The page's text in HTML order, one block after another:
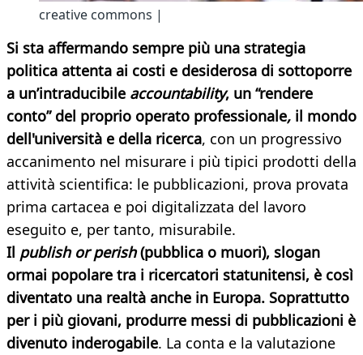
creative commons |
Si sta affermando sempre più una strategia
politica attenta ai costi e desiderosa di sottoporre
a un’intraducibile accountability, un “rendere
conto” del proprio operato professionale, il mondo
dell'università e della ricerca, con un progressivo
accanimento nel misurare i più tipici prodotti della
attività scientifica: le pubblicazioni, prova provata
prima cartacea e poi digitalizzata del lavoro
eseguito e, per tanto, misurabile.
Il publish or perish(pubblica o muori), slogan
ormai popolare tra i ricercatori statunitensi, è così
diventato una realtà anche in Europa. Soprattutto
per i più giovani, produrre messi di pubblicazioni è
divenuto inderogabile. La conta e la valutazione